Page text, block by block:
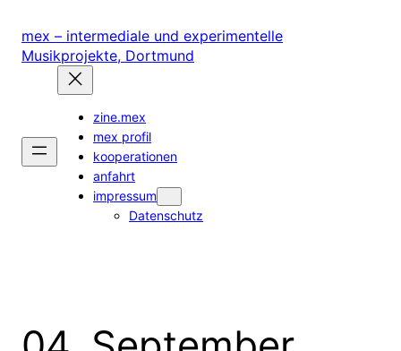
Inhalt
springen
mex – intermediale und experimentelle
Musikprojekte, Dortmund
zine.mex
mex profil
kooperationen
anfahrt
impressum
Datenschutz